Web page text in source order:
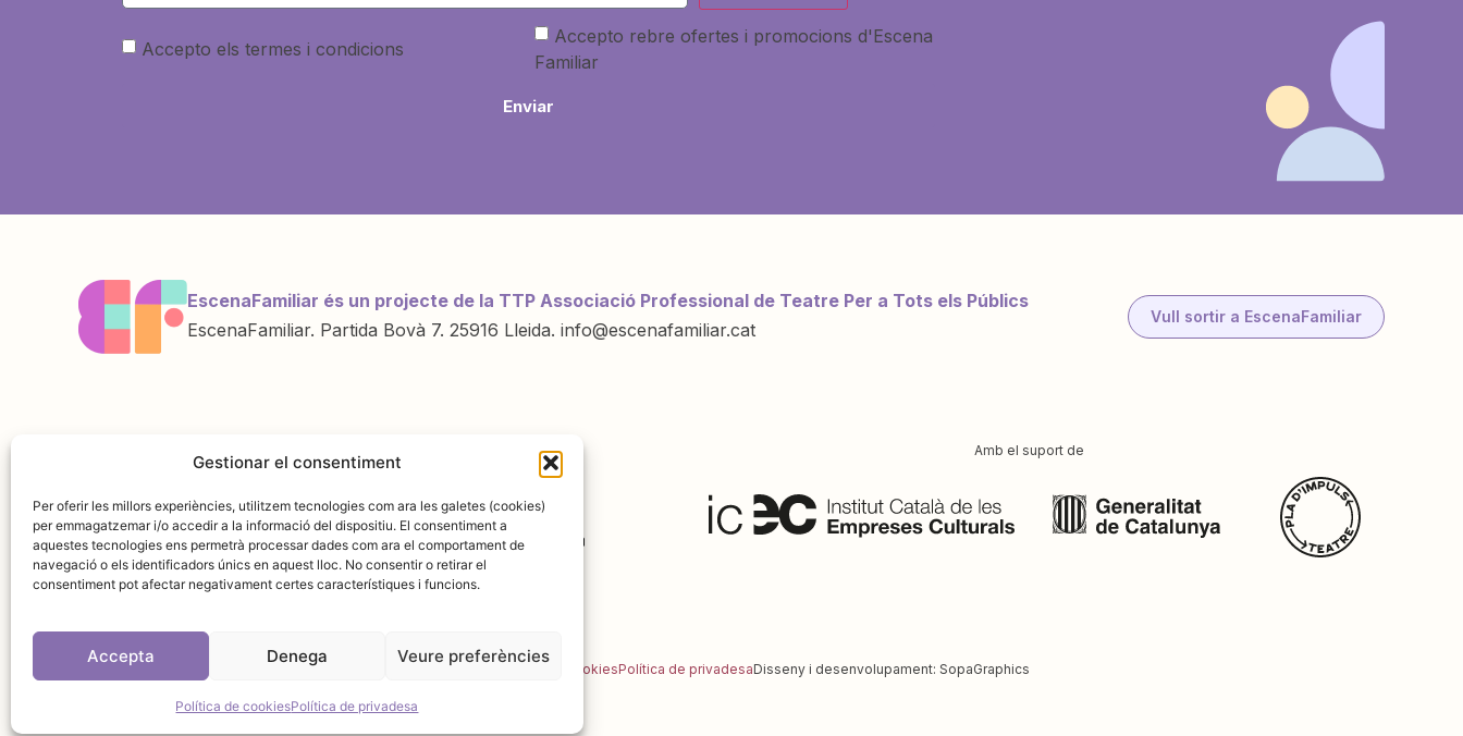
Gestionar el consentiment
Per oferir les millors experiències, utilitzem tecnologies com ara les galetes (cookies)
per emmagatzemar i/o accedir a la informació del dispositiu. El consentiment a
aquestes tecnologies ens permetrà processar dades com ara el comportament de
navegació o els identificadors únics en aquest lloc. No consentir o retirar el
consentiment pot afectar negativament certes característiques i funcions.
Accepta Denega Veure preferències
Política de cookiesPolítica de privadesa
Accepto els termes i condicions
Accepto rebre ofertes i promocions d'Escena
Familiar
Enviar
EscenaFamiliar és un projecte de la TTP Associació Professional de Teatre Per a Tots els Públics
EscenaFamiliar. Partida Bovà 7. 25916 Lleida. info@escenafamiliar.cat
Vull sortir a EscenaFamiliar
Amb la col·laboració de: Amb el suport de
Avís legal Política de cookiesPolítica de privadesaDisseny i desenvolupament: SopaGraphics